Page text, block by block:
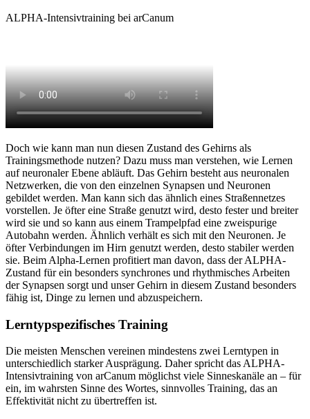
ALPHA-Intensivtraining bei arCanum
Doch wie kann man nun diesen Zustand des Gehirns als
Trainingsmethode nutzen? Dazu muss man verstehen, wie Lernen
auf neuronaler Ebene abläuft. Das Gehirn besteht aus neuronalen
Netzwerken, die von den einzelnen Synapsen und Neuronen
gebildet werden. Man kann sich das ähnlich eines Straßennetzes
vorstellen. Je öfter eine Straße genutzt wird, desto fester und breiter
wird sie und so kann aus einem Trampelpfad eine zweispurige
Autobahn werden. Ähnlich verhält es sich mit den Neuronen. Je
öfter Verbindungen im Hirn genutzt werden, desto stabiler werden
sie. Beim Alpha-Lernen profitiert man davon, dass der ALPHA-
Zustand für ein besonders synchrones und rhythmisches Arbeiten
der Synapsen sorgt und unser Gehirn in diesem Zustand besonders
fähig ist, Dinge zu lernen und abzuspeichern.
Lerntypspezifisches Training
Die meisten Menschen vereinen mindestens zwei Lerntypen in
unterschiedlich starker Ausprägung. Daher spricht das ALPHA-
Intensivtraining von arCanum möglichst viele Sinneskanäle an – für
ein, im wahrsten Sinne des Wortes, sinnvolles Training, das an
Effektivität nicht zu übertreffen ist.